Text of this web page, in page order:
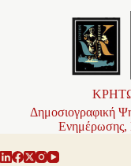
Δημοσιογραφική
Ενημέρωσης,